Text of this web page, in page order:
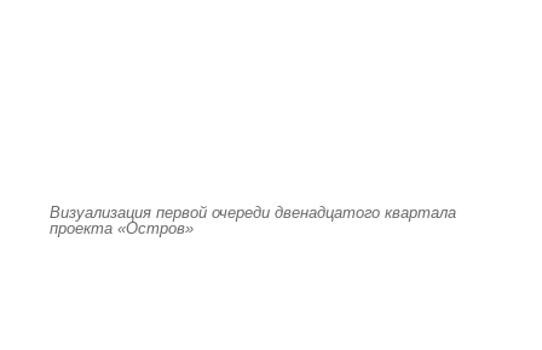
Визуализация первой очереди двенадцатого квартала
проекта «Остров»